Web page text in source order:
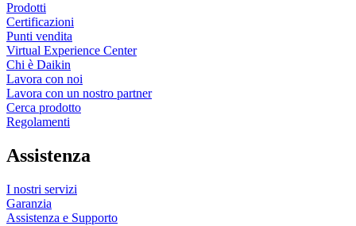
Prodotti
Certificazioni
Punti vendita
Virtual Experience Center
Chi è Daikin
Lavora con noi
Lavora con un nostro partner
Cerca prodotto
Regolamenti
Assistenza
I nostri servizi
Garanzia
Assistenza e Supporto